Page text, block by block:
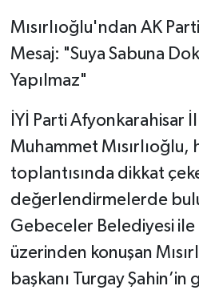
Mısırlıoğlu'ndan AK
Mesaj: "Suya Sabuna
Yapılmaz"
İYİ Parti Afyonkarahisar İl
Muhammet Mısırlıoğlu,
toplantısında dikkat
değerlendirmelerde
Gebeceler Belediyesi ile
üzerinden konuşan
başkanı Turgay Şahin’in